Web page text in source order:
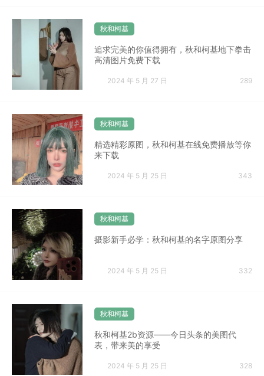
秋和柯基
追求完美的你值得拥有，秋和柯基地下拳击
高清图片免费下载
2024 年 5 月 27 日 289
秋和柯基
精选精彩原图，秋和柯基在线免费播放等你
来下载
2024 年 5 月 25 日 343
秋和柯基
摄影新手必学：秋和柯基的名字原图分享
2024 年 5 月 25 日 332
秋和柯基
秋和柯基2b资源——今日头条的美图代
表，带来美的享受
2024 年 5 月 25 日 328